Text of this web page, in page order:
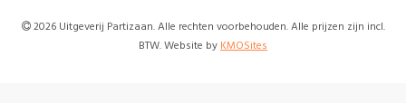
2026 Uitgeverij Partizaan. Alle rechten voorbehouden. Alle prijzen zijn incl.
BTW. Website byKMOSites